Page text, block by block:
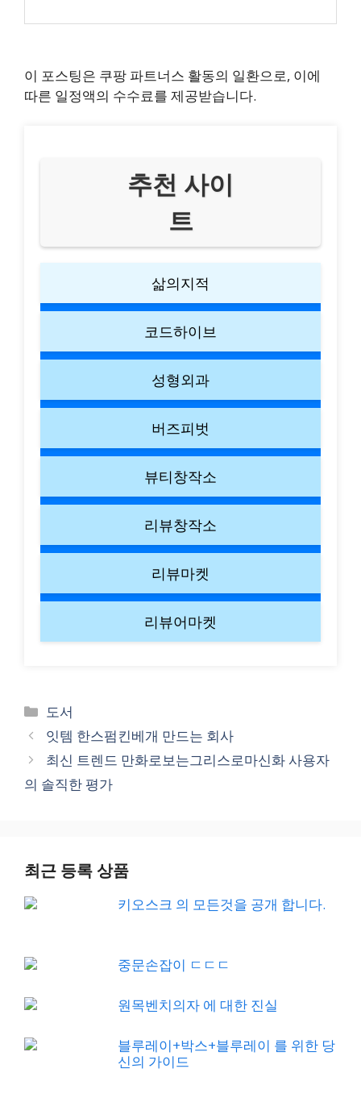
이 포스팅은 쿠팡 파트너스 활동의 일환으로, 이에
따른 일정액의 수수료를 제공받습니다.
추천 사이
트
삶의지적
코드하이브
성형외과
버즈피벗
뷰티창작소
리뷰창작소
리뷰마켓
리뷰어마켓
Categories
도서
잇템 한스펌킨베개 만드는 회사
최신 트렌드 만화로보는그리스로마신화 사용자
의 솔직한 평가
최근 등록 상품
키오스크 의 모든것을 공개 합니다.
중문손잡이 ㄷㄷㄷ
원목벤치의자 에 대한 진실
블루레이+박스+블루레이 를 위한 당
신의 가이드